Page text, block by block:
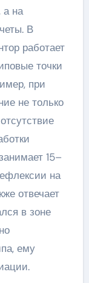
а на
В
работает
точки
при
не только
15–
на
отвечает
в зоне
ему